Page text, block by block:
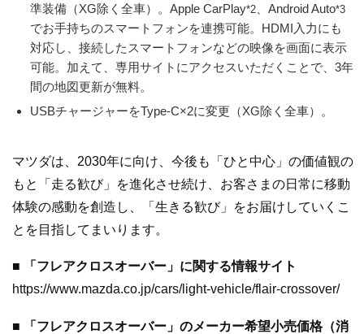
準装備（XG除く全車）。Apple CarPlay*2 、Android Auto*3
でお手持ちのスマートフォンを連携可能。HDMI入力にも
対応し、接続したスマートフォンなどの映像を画面に表示
可能。加えて、専用サイトにアクセスいただくことで、3年
間の地図更新が無料。
USBチャージャーをType-C×2に変更（XG除く全車）。
マツダは、2030年に向け、今後も「ひと中心」の価値観の
もと「走る歓び」を進化させ続け、お客さまの日常に移動
体験の感動を創造し、「生きる歓び」をお届けしていくこ
とを目指してまいります。
■ 「フレアクロスオーバー」に関する情報サイト
https://www.mazda.co.jp/cars/light-vehicle/flair-crossover/
■ 「フレアクロスオーバー」のメーカー希望小売価格（消